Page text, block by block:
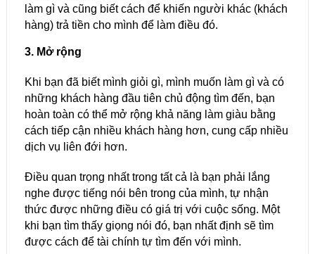
làm gì và cũng biết cách để khiến người khác (khách
hàng) trả tiền cho mình để làm điều đó.
3. Mở rộng
Khi bạn đã biết mình giỏi gì, mình muốn làm gì và có
những khách hàng đầu tiên chủ động tìm đến, bạn
hoàn toàn có thể mở rộng khả năng làm giàu bằng
cách tiếp cận nhiều khách hàng hơn, cung cấp nhiều
dịch vụ liên đới hơn.
Điều quan trọng nhất trong tất cả là bạn phải lắng
nghe được tiếng nói bên trong của mình, tự nhận
thức được những điều có giá trị với cuộc sống. Một
khi bạn tìm thấy giọng nói đó, bạn nhất định sẽ tìm
được cách để tài chính tự tìm đến với mình.